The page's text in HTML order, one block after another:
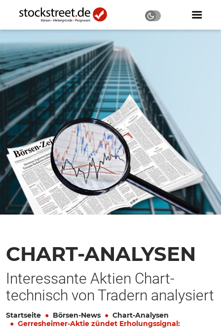
CHART-ANALYSEN
Interessante Aktien Chart-
technisch von Tradern analysiert
Startseite Börsen-News
Chart-Analysen
Gerresheimer-Aktie zündet Erholungssignal: